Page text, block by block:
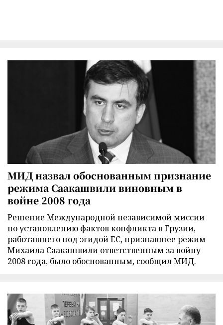
МИД назвал обоснованным признание
режима Саакашвили виновным в
войне 2008 года
Решение Международной независимой миссии
по установлению фактов конфликта в Грузии,
работавшего под эгидой ЕС, признавшее режим
Михаила Саакашвили ответственным за войну
2008 года, было обоснованным, сообщил МИД.